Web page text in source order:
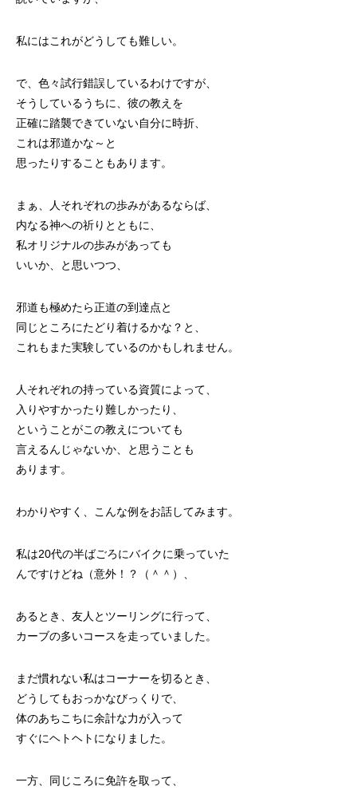
私にはこれがどうしても難しい。
で、色々試行錯誤しているわけですが、
そうしているうちに、彼の教えを
正確に踏襲できていない自分に時折、
これは邪道かな～と
思ったりすることもあります。
まぁ、人それぞれの歩みがあるならば、
内なる神への祈りとともに、
私オリジナルの歩みがあっても
いいか、と思いつつ、
邪道も極めたら正道の到達点と
同じところにたどり着けるかな？と、
これもまた実験しているのかもしれません。
人それぞれの持っている資質によって、
入りやすかったり難しかったり、
ということがこの教えについても
言えるんじゃないか、と思うことも
あります。
わかりやすく、こんな例をお話してみます。
私は20代の半ばごろにバイクに乗っていた
んですけどね（意外！？（＾＾）、
あるとき、友人とツーリングに行って、
カーブの多いコースを走っていました。
まだ慣れない私はコーナーを切るとき、
どうしてもおっかなびっくりで、
体のあちこちに余計な力が入って
すぐにヘトヘトになりました。
一方、同じころに免許を取って、